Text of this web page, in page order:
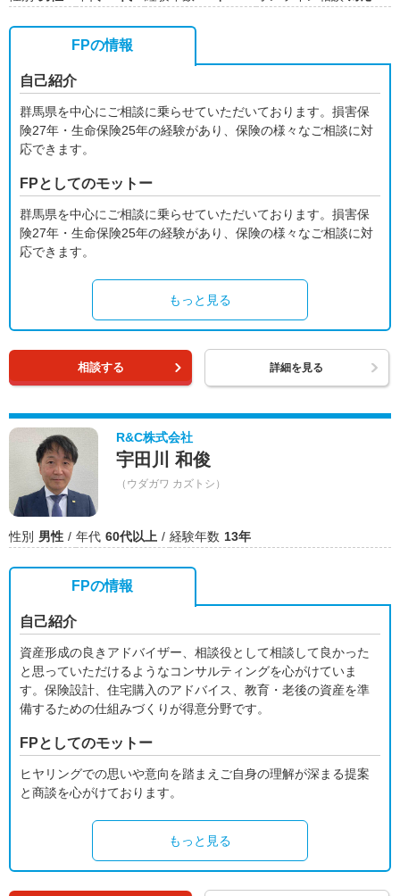
FPの情報
自己紹介
群馬県を中心にご相談に乗らせていただいております。損害保
険27年・生命保険25年の経験があり、保険の様々なご相談に対
応できます。
FPとしてのモットー
群馬県を中心にご相談に乗らせていただいております。損害保
険27年・生命保険25年の経験があり、保険の様々なご相談に対
応できます。
もっと見る
相談する 詳細を見る
R&C株式会社
宇田川 和俊
（ウダガワ カズトシ）
性別 男性 年代 60代以上 経験年数 13年
FPの情報
自己紹介
資産形成の良きアドバイザー、相談役として相談して良かった
と思っていただけるようなコンサルティングを心がけていま
す。保険設計、住宅購入のアドバイス、教育・老後の資産を準
備するための仕組みづくりが得意分野です。
FPとしてのモットー
ヒヤリングでの思いや意向を踏まえご自身の理解が深まる提案
と商談を心がけております。
もっと見る